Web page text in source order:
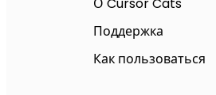
Поддержка
Как пользоваться